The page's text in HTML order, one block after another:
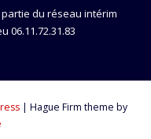
du réseau intérim
06.11.72.31.83
| Hague Firm theme by